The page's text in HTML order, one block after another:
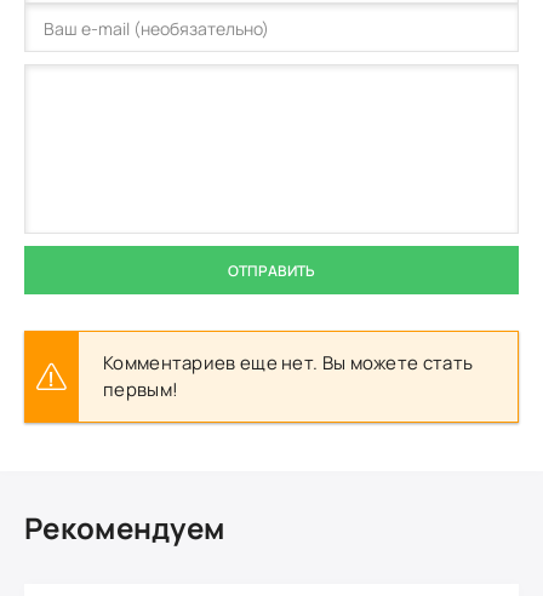
ОТПРАВИТЬ
Комментариев еще нет. Вы можете стать
первым!
Рекомендуем